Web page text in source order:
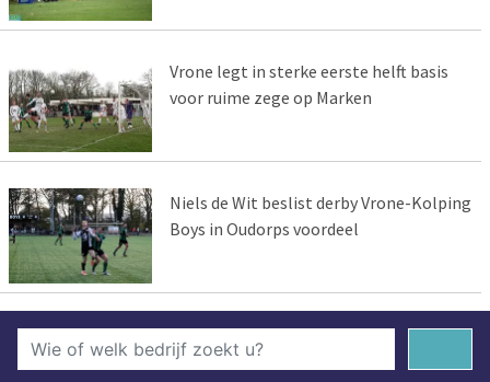
Vrone legt in sterke eerste helft basis
voor ruime zege op Marken
Niels de Wit beslist derby Vrone-Kolping
Boys in Oudorps voordeel